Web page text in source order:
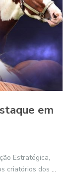
em
Estratégica,
criatórios dos ...